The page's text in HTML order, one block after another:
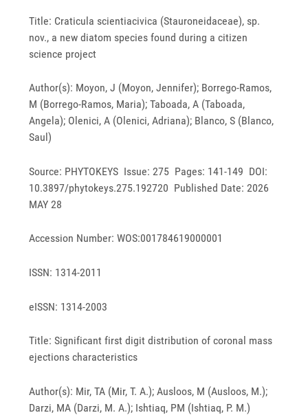
Title: Craticula scientiacivica (Stauroneidaceae), sp.
nov., a new diatom species found during a citizen
science project
Author(s): Moyon, J (Moyon, Jennifer); Borrego-Ramos,
M (Borrego-Ramos, Maria); Taboada, A (Taboada,
Angela); Olenici, A (Olenici, Adriana); Blanco, S (Blanco,
Saul)
Source: PHYTOKEYS Issue: 275 Pages: 141-149 DOI:
10.3897/phytokeys.275.192720 Published Date: 2026
MAY 28
Accession Number: WOS:001784619000001
ISSN: 1314-2011
eISSN: 1314-2003
Title: Significant first digit distribution of coronal mass
ejections characteristics
Author(s): Mir, TA (Mir, T. A.); Ausloos, M (Ausloos, M.);
Darzi, MA (Darzi, M. A.); Ishtiaq, PM (Ishtiaq, P. M.)